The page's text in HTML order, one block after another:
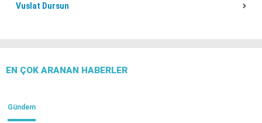
Vuslat Dursun
EN ÇOK ARANAN HABERLER
Gündem